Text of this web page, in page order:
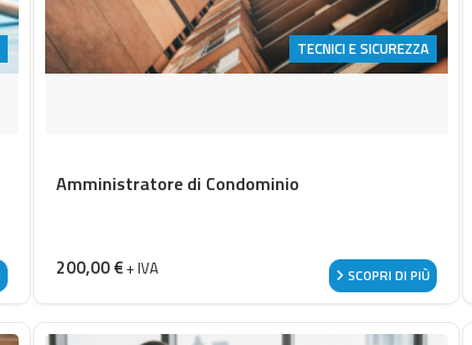
TECNICI E SICUREZZA
Amministratore di Condominio
200,00€+ IVA SCOPRI DI PIÙ